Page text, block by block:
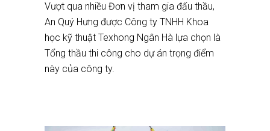
Vượt qua nhiều Đơn vị tham gia đấu thầu,
An Quý Hưng được Công ty TNHH Khoa
học kỹ thuật Texhong Ngân Hà lựa chọn là
Tổng thầu thi công cho dự án trọng điểm
này của công ty.